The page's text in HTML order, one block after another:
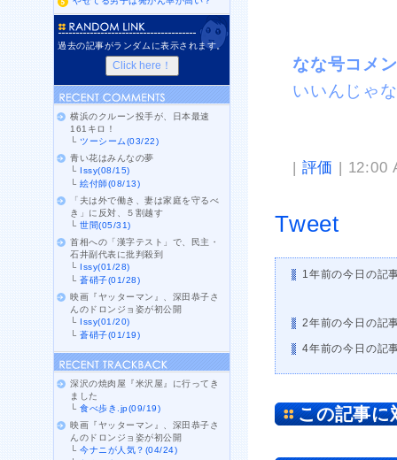
なな号コ
いいんじゃ
| 評価 | 12:00
Tweet
1年前の今日の記
2年前の今日の記
4年前の今日の記
この記事に
過去の記事がランダムに表示されます。
横浜のクルーン投手が、日本最速
161キロ！
└ツーシーム(03/22)
青い花はみんなの夢
└ Issy(08/15)
└絵付師(08/13)
「夫は外で働き、妻は家庭を守るべ
き」に反対、５割越す
└世間(05/31)
首相への「漢字テスト」で、民主・
石井副代表に批判殺到
└ Issy(01/28)
└蒼硝子(01/28)
映画『ヤッターマン』、深田恭子さ
んのドロンジョ姿が初公開
└ Issy(01/20)
└蒼硝子(01/19)
深沢の焼肉屋『米沢屋』に行ってき
ました
└食べ歩き.jp(09/19)
映画『ヤッターマン』、深田恭子さ
んのドロンジョ姿が初公開
└今ナニが人気？(04/24)